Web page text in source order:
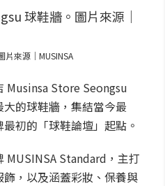
片來源｜MUSINSA
Musinsa Store Seongsu
的球鞋牆，集結當今最
初的「球鞋論壇」起點。
MUSINSA Standard，主打
，以及涵蓋彩妝、保養與